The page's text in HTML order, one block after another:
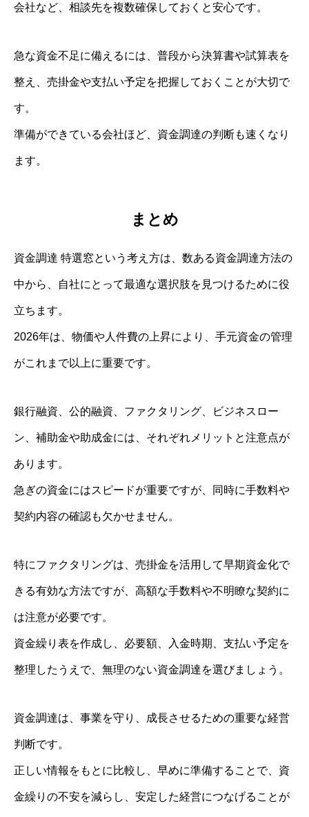
会社など、相談先を複数確保しておくと安心です。
急な資金不足に備えるには、普段から決算書や試算表を
整え、売掛金や支払い予定を把握しておくことが大切で
す。
準備ができている会社ほど、資金調達の判断も速くなり
ます。
まとめ
資金調達 特選窓という考え方は、数ある資金調達方法の
中から、自社にとって最適な選択肢を見つけるために役
立ちます。
2026年は、物価や人件費の上昇により、手元資金の管理
がこれまで以上に重要です。
銀行融資、公的融資、ファクタリング、ビジネスロー
ン、補助金や助成金には、それぞれメリットと注意点が
あります。
急ぎの資金にはスピードが重要ですが、同時に手数料や
契約内容の確認も欠かせません。
特にファクタリングは、売掛金を活用して早期資金化で
きる有効な方法ですが、高額な手数料や不明瞭な契約に
は注意が必要です。
資金繰り表を作成し、必要額、入金時期、支払い予定を
整理したうえで、無理のない資金調達を選びましょう。
資金調達は、事業を守り、成長させるための重要な経営
判断です。
正しい情報をもとに比較し、早めに準備することで、資
金繰りの不安を減らし、安定した経営につなげることが